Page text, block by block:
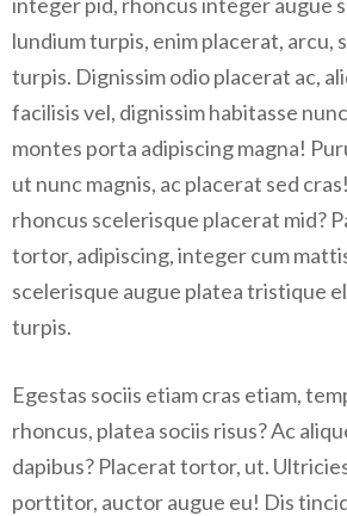
lundium turpis, enim placerat, arcu,
turpis. Dignissim odio placerat ac,
facilisis vel, dignissim habitasse
montes porta adipiscing magna!
ut nunc magnis, ac placerat sed
rhoncus scelerisque placerat mid?
tortor, adipiscing, integer cum
scelerisque augue platea tristique
turpis.
Egestas sociis etiam cras etiam,
rhoncus, platea sociis risus? Ac
dapibus? Placerat tortor, ut.
porttitor, auctor augue eu! Dis